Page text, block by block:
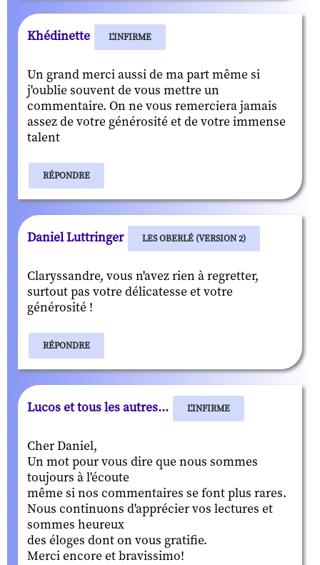
Khédinette L'INFIRME
Un grand merci aussi de ma part même si
j'oublie souvent de vous mettre un
commentaire. On ne vous remerciera jamais
assez de votre générosité et de votre immense
talent
RÉPONDRE
Daniel Luttringer LES OBERLÉ (VERSION 2)
Claryssandre, vous n'avez rien à regretter,
surtout pas votre délicatesse et votre
générosité !
RÉPONDRE
Lucos et tous les autres... L'INFIRME
Cher Daniel,
Un mot pour vous dire que nous sommes
toujours à l'écoute
même si nos commentaires se font plus rares.
Nous continuons d'apprécier vos lectures et
sommes heureux
des éloges dont on vous gratifie.
Merci encore et bravissimo!